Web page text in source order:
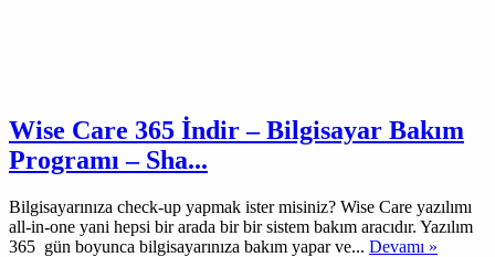
Wise Care 365 İndir – Bilgisayar Bakım
Programı – Sha...
Bilgisayarınıza check-up yapmak ister misiniz? Wise Care yazılımı
all-in-one yani hepsi bir arada bir bir sistem bakım aracıdır. Yazılım
365 gün boyunca bilgisayarınıza bakım yapar ve... Devamı »